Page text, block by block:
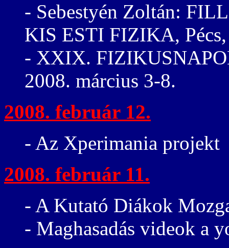
- Sebestyén Zoltán:
KIS ESTI FIZIKA,
- XXIX.
2008. március 3-8.
2008. február 12.
- Az Xperimania projekt
2008. február 11.
- A Kutató Diákok
- Maghasadás videok a